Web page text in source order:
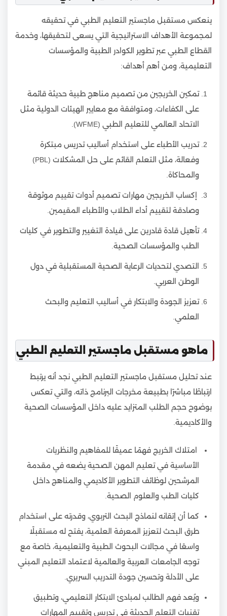
ينعكس مستقبل ماجستير التعليم الطبي في تحقيقه
لمجموعة الأهداف الاستراتيجية التي يسعى لتحقيقها، وخدمة
القطاع الطبي عبر تطوير الكوادر الطبية والمؤسسات
التعليمية، ومن أهم أهداف:
تمكين الخريجين من تصميم مناهج طبية حديثة قائمة
على الكفاءات، ومتوافقة مع معايير الهيئات الدولية مثل
الاتحاد العالمي للتعليم الطبي (WFME).
تدريب الأطباء على استخدام أساليب تدريس مبتكرة
وفعالة، مثل التعلم القائم على حل المشكلات (PBL)
والمحاكاة.
إكساب الخريجين مهارات تصميم أدوات تقييم موثوقة
وصادقة لتقييم أداء الطلاب والأطباء المقيمين.
تأهيل قادة قادرين على قيادة التغيير والتطوير في كليات
الطب والمؤسسات الصحية.
التصدي لتحديات الرعاية الصحية المستقبلية في دول
الوطن العربي.
تعزيز الجودة والابتكار في أساليب التعليم والبحث
العلمي.
ماهو مستقبل ماجستير التعليم الطبي
عند تحليل مستقبل ماجستير التعليم الطبي نجد أنه يرتبط
ارتباطًا مباشرًا بطبيعة مخرجات البرنامج ذاته، والتي تعكس
بوضوح حجم الطلب المتزايد عليه داخل المؤسسات الصحية
والأكاديمية.
امتلاك الخريج فهمًا عميقًا للمفاهيم والنظريات
الأساسية في تعليم المهن الصحية يضعه في مقدمة
المرشحين لوظائف التطوير الأكاديمي والمناهج داخل
كليات الطب والعلوم الصحية.
كما أن إتقانه لنماذج البحث التربوي، وقدرته على استخدام
طرق البحث لتعزيز المعرفة العلمية، يفتح له مستقبلًا
واسعًا في مجالات البحوث الطبية والتعليمية، خاصة مع
توجه الجامعات العربية والعالمية لاعتماد التعليم المبني
على الأدلة وتحسين جودة التدريب السريري.
ويُعد فهم الطالب لمبادئ الابتكار التعليمي، وتطبيق
تقنيات التعلم الحديثة في تدريس وتقييم المهارات